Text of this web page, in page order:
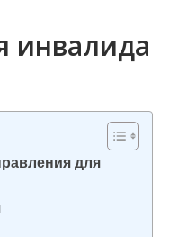
инвалида
для